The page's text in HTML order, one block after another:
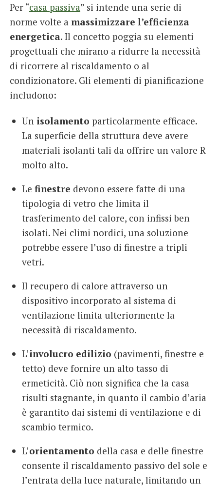
Per “casa passiva” si intende una serie di
norme volte a massimizzare l’efficienza
energetica. Il concetto poggia su elementi
progettuali che mirano a ridurre la necessità
di ricorrere al riscaldamento o al
condizionatore. Gli elementi di pianificazione
includono:
Un isolamento particolarmente efficace.
La superficie della struttura deve avere
materiali isolanti tali da offrire un valore R
molto alto.
Le finestre devono essere fatte di una
tipologia di vetro che limita il
trasferimento del calore, con infissi ben
isolati. Nei climi nordici, una soluzione
potrebbe essere l’uso di finestre a tripli
vetri.
Il recupero di calore attraverso un
dispositivo incorporato al sistema di
ventilazione limita ulteriormente la
necessità di riscaldamento.
L’involucro edilizio (pavimenti, finestre e
tetto) deve fornire un alto tasso di
ermeticità. Ciò non significa che la casa
risulti stagnante, in quanto il cambio d’aria
è garantito dai sistemi di ventilazione e di
scambio termico.
L’orientamento della casa e delle finestre
consente il riscaldamento passivo del sole e
l’entrata della luce naturale, limitando un